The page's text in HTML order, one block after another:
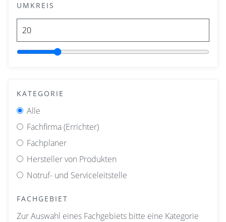
UMKREIS
KATEGORIE
Alle
Fachfirma (Errichter)
Fachplaner
Hersteller von Produkten
Notruf- und Serviceleitstelle
FACHGEBIET
Zur Auswahl eines Fachgebiets bitte eine Kategorie